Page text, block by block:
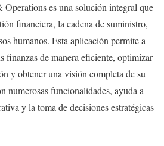
es una solución integral que
financiera, la cadena de suministro,
humanos. Esta aplicación permite a
finanzas de manera eficiente, optimizar
y obtener una visión completa de su
numerosas funcionalidades, ayuda a
y la toma de decisiones estratégicas